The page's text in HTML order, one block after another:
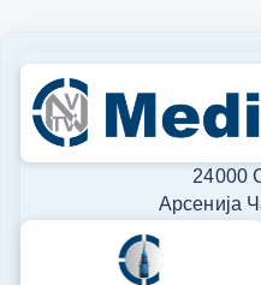
24000
Арсенија